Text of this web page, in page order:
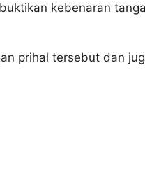
kebenaran
prihal tersebut dan